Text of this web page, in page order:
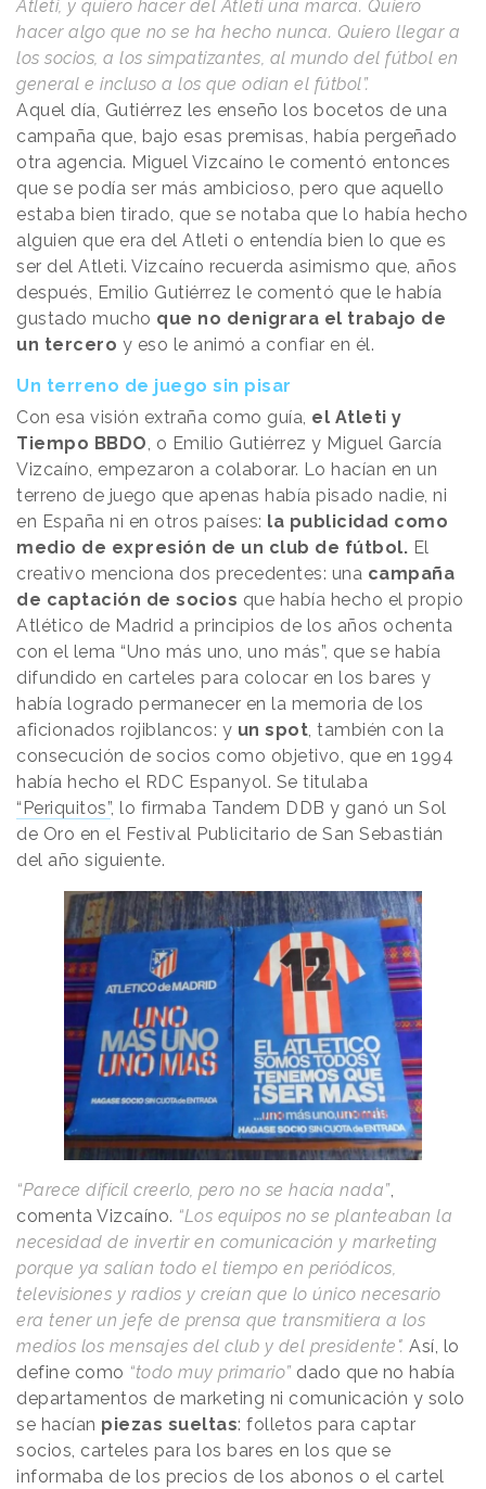
Atleti, y quiero hacer del Atleti una marca. Quiero
hacer algo que no se ha hecho nunca. Quiero llegar a
los socios, a los simpatizantes, al mundo del fútbol en
general e incluso a los que odian el fútbol”.
Aquel día, Gutiérrez les enseño los bocetos de una
campaña que, bajo esas premisas, había pergeñado
otra agencia. Miguel Vizcaíno le comentó entonces
que se podía ser más ambicioso, pero que aquello
estaba bien tirado, que se notaba que lo había hecho
alguien que era del Atleti o entendía bien lo que es
ser del Atleti. Vizcaíno recuerda asimismo que, años
después, Emilio Gutiérrez le comentó que le había
gustado mucho que no denigrara el trabajo de
un tercero y eso le animó a confiar en él.
Un terreno de juego sin pisar
Con esa visión extraña como guía, el Atleti y
Tiempo BBDO, o Emilio Gutiérrez y Miguel García
Vizcaíno, empezaron a colaborar. Lo hacían en un
terreno de juego que apenas había pisado nadie, ni
en España ni en otros países: la publicidad como
medio de expresión de un club de fútbol. El
creativo menciona dos precedentes: una campaña
de captación de socios que había hecho el propio
Atlético de Madrid a principios de los años ochenta
con el lema “Uno más uno, uno más”, que se había
difundido en carteles para colocar en los bares y
había logrado permanecer en la memoria de los
aficionados rojiblancos: y un spot, también con la
consecución de socios como objetivo, que en 1994
había hecho el RDC Espanyol. Se titulaba
“Periquitos”, lo firmaba Tandem DDB y ganó un Sol
de Oro en el Festival Publicitario de San Sebastián
del año siguiente.
“Parece difícil creerlo, pero no se hacía nada”,
comenta Vizcaíno. “Los equipos no se planteaban la
necesidad de invertir en comunicación y marketing
porque ya salían todo el tiempo en periódicos,
televisiones y radios y creían que lo único necesario
era tener un jefe de prensa que transmitiera a los
medios los mensajes del club y del presidente". Así, lo
define como “todo muy primario” dado que no había
departamentos de marketing ni comunicación y solo
se hacían piezas sueltas: folletos para captar
socios, carteles para los bares en los que se
informaba de los precios de los abonos o el cartel